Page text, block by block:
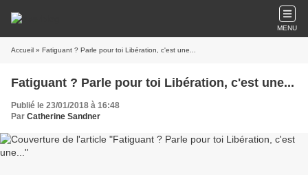
MENU
Accueil » Fatiguant ? Parle pour toi Libération, c'est une...
Fatiguant ? Parle pour toi Libération, c'est une...
Publié le 23/01/2018 à 16:48
Par Catherine Sandner